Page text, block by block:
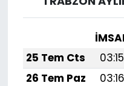
25 Tem Cts
03:15
26 Tem Paz
03:16